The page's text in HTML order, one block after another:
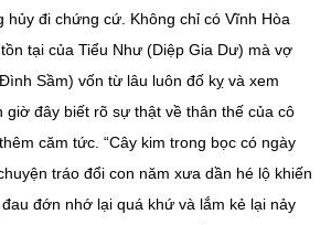
hủy đi chứng cứ. Không chỉ có Vĩnh Hòa
tại của Tiểu Như (Diệp Gia Dư) mà vợ
Sầm) vốn từ lâu luôn đố kỵ và xem
giờ đây biết rõ sự thật về thân thế của cô
căm tức. “Cây kim trong bọc có ngày
tráo đổi con năm xưa dần hé lộ khiến
đớn nhớ lại quá khứ và lắm kẻ lại nảy